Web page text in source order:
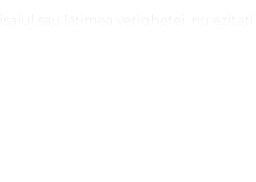
sau lățimea verighetei, nu
vă rugăm să lăsați un comentariu în
noștri vă va contacta pentru a